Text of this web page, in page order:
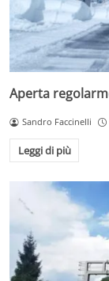
Aperta
Sandro Faccinelli
Leggi di più